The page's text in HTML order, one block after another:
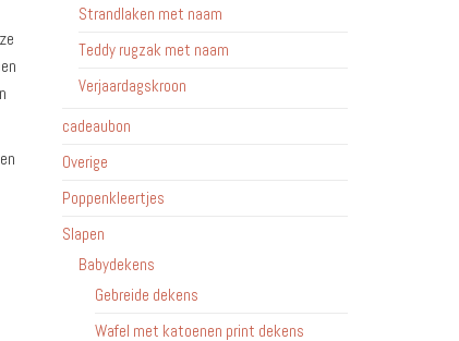
Strandlaken met naam
Teddy rugzak met naam
Verjaardagskroon
cadeaubon
Overige
Poppenkleertjes
Slapen
Babydekens
Gebreide dekens
Wafel met katoenen print dekens